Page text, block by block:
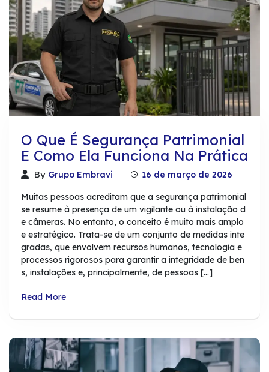
O Que É Segurança Patrimonial
E Como Ela Funciona Na Prática
By Grupo Embravi 16 de março de 2026
Muitas pessoas acreditam que a segurança patrimonial
se resume à presença de um vigilante ou à instalação d
e câmeras. No entanto, o conceito é muito mais amplo
e estratégico. Trata-se de um conjunto de medidas inte
gradas, que envolvem recursos humanos, tecnologia e
processos rigorosos para garantir a integridade de ben
s, instalações e, principalmente, de pessoas […]
Read More